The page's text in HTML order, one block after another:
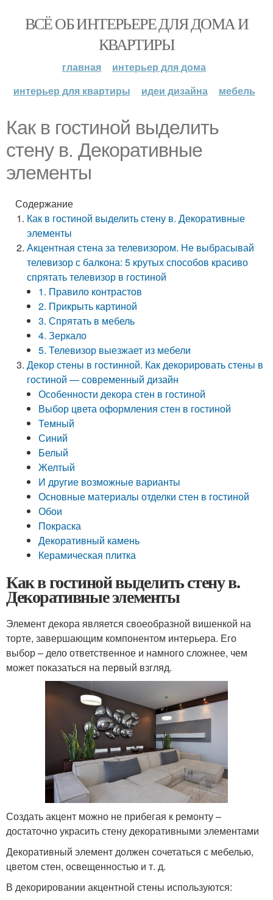
ВСЁ ОБ ИНТЕРЬЕРЕ ДЛЯ ДОМА И
КВАРТИРЫ
главная
интерьер для дома
интерьер для квартиры
идеи дизайна мебель
Как в гостиной выделить
стену в. Декоративные
элементы
Содержание
Как в гостиной выделить стену в. Декоративные
элементы
Акцентная стена за телевизором. Не выбрасывай
телевизор с балкона: 5 крутых способов красиво
спрятать телевизор в гостиной
1. Правило контрастов
2. Прикрыть картиной
3. Спрятать в мебель
4. Зеркало
5. Телевизор выезжает из мебели
Декор стены в гостинной. Как декорировать стены в
гостиной — современный дизайн
Особенности декора стен в гостиной
Выбор цвета оформления стен в гостиной
Темный
Синий
Белый
Желтый
И другие возможные варианты
Основные материалы отделки стен в гостиной
Обои
Покраска
Декоративный камень
Керамическая плитка
Как в гостиной выделить стену в.
Декоративные элементы
Элемент декора является своеобразной вишенкой на
торте, завершающим компонентом интерьера. Его
выбор – дело ответственное и намного сложнее, чем
может показаться на первый взгляд.
Создать акцент можно не прибегая к ремонту –
достаточно украсить стену декоративными элементами
Декоративный элемент должен сочетаться с мебелью,
цветом стен, освещенностью и т. д.
В декорировании акцентной стены используются: